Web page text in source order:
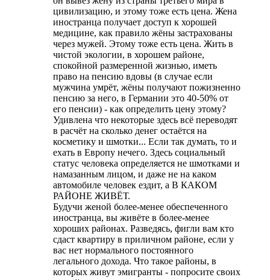
цивилизацию, и этому тоже есть цена. Жена
иностранца получает доступ к хорошей
медицине, как правило жёны застрахованы
через мужей. Этому тоже есть цена. Жить в
чистой экологии, в хорошем районе,
спокойной размеренной жизнью, иметь
право на пенсию вдовы (в случае если
мужчина умрёт, жёны получают пожизненно
пенсию за него, в Германии это 40-50% от
его пенсии) - как определить цену этому?
Удивлена что некоторые здесь всё переводят
в расчёт на сколько денег остаётся на
косметику и шмотки... Если так думать, то и
ехать в Европу нечего. Здесь социальный
статус человека определяется не шмотками и
намазанным лицом, и даже не на каком
автомобиле человек ездит, а В КАКОМ
РАЙОНЕ ЖИВЁТ.
Будучи женой более-менее обеспеченного
иностранца, вы живёте в более-менее
хороших районах. Разведясь, фигли вам кто
сдаст квартиру в приличном районе, если у
вас нет нормального постоянного
легального дохода. Что такое районы, в
которых живут эмигранты - попросите своих